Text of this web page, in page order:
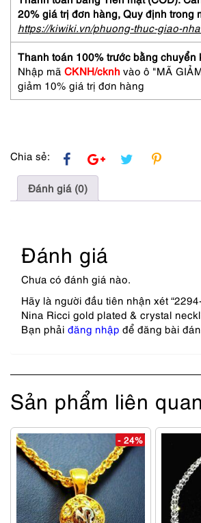
Ricci
gold
plated
crystal
necklace
số
20% giá trị đơn hàng, Quy định trong
https://kiwiki.vn/phuong-thuc-giao-
Thanh toán 100% trước bằng chuyển
Nhập mã CKNH/cknh vào ô "MÃ
giảm 10% giá trị đơn hàng
Chia sẻ:
Đánh giá (0)
Đánh giá
Chưa có đánh giá nào.
Hãy là người đầu tiên nhận xét
Nina Ricci gold plated & crystal
Bạn phải đăng nhập để đăng bài
Sản phẩm liên quan
- 24%